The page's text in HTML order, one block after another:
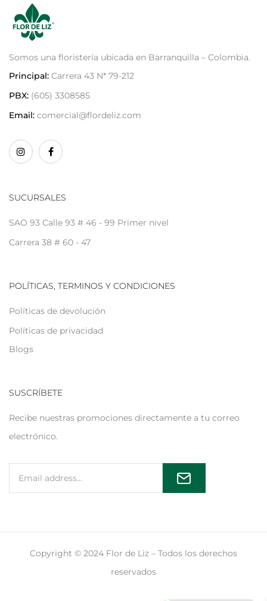
Somos una floristería ubicada en Barranquilla – Colombia.
Principal: Carrera 43 N* 79-212
PBX: (605) 3308585
Email: comercial@flordeliz.com
SUCURSALES
SAO 93 Calle 93 # 46 - 99 Primer nivel
Carrera 38 # 60 - 47
POLÍTICAS, TERMINOS Y CONDICIONES
Políticas de devolución
Políticas de privacidad
Blogs
SUSCRÍBETE
Recibe nuestras promociones directamente a tu correo
electrónico.
Copyright © 2024 Flor de Liz – Todos los derechos
reservados